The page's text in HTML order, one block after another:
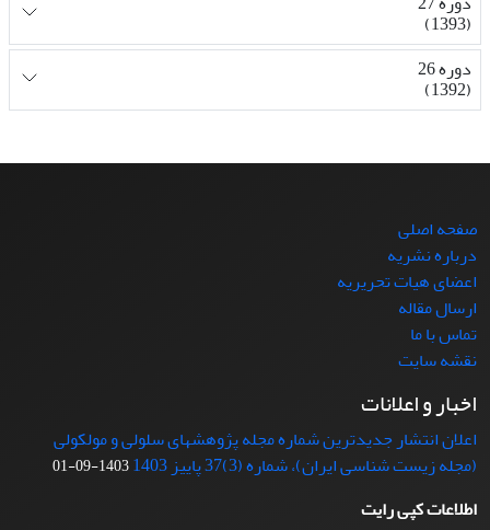
(1393)
دوره 26
(1392)
صفحه اصلی
درباره نشریه
اعضای هیات تحریریه
ارسال مقاله
تماس با ما
نقشه سایت
اخبار و اعلانات
اعلان انتشار جدیدترین شماره مجله پژوهشهای سلولی و مولکولی
(مجله زیست شناسی ایران)، شماره (3)37 پاییز 1403
1403-09-01
اطلاعات کپی رایت